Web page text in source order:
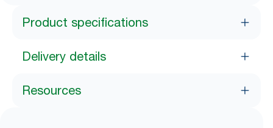
Product specifications
Delivery details
Resources